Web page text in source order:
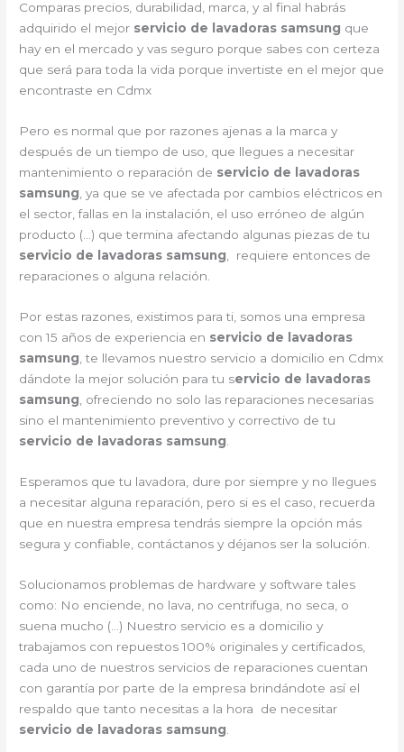
Comparas precios, durabilidad, marca, y al final habrás
adquirido el mejor servicio de lavadoras samsung que
hay en el mercado y vas seguro porque sabes con certeza
que será para toda la vida porque invertiste en el mejor que
encontraste en Cdmx
Pero es normal que por razones ajenas a la marca y
después de un tiempo de uso, que llegues a necesitar
mantenimiento o reparación de servicio de lavadoras
samsung , ya que se ve afectada por cambios eléctricos en
el sector, fallas en la instalación, el uso erróneo de algún
producto (…) que termina afectando algunas piezas de tu
servicio de lavadoras samsung , requiere entonces de
reparaciones o alguna relación.
Por estas razones, existimos para ti, somos una empresa
con 15 años de experiencia en servicio de lavadoras
samsung , te llevamos nuestro servicio a domicilio en Cdmx
dándote la mejor solución para tu servicio de lavadoras
samsung , ofreciendo no solo las reparaciones necesarias
sino el mantenimiento preventivo y correctivo de tu
servicio de lavadoras samsung
Esperamos que tu lavadora, dure por siempre y no llegues
a necesitar alguna reparación, pero si es el caso, recuerda
que en nuestra empresa tendrás siempre la opción más
segura y confiable, contáctanos y déjanos ser la solución.
Solucionamos problemas de hardware y software tales
como: No enciende, no lava, no centrifuga, no seca, o
suena mucho (…) Nuestro servicio es a domicilio y
trabajamos con repuestos 100% originales y certificados,
cada uno de nuestros servicios de reparaciones cuentan
con garantía por parte de la empresa brindándote así el
respaldo que tanto necesitas a la hora de necesitar
servicio de lavadoras samsung